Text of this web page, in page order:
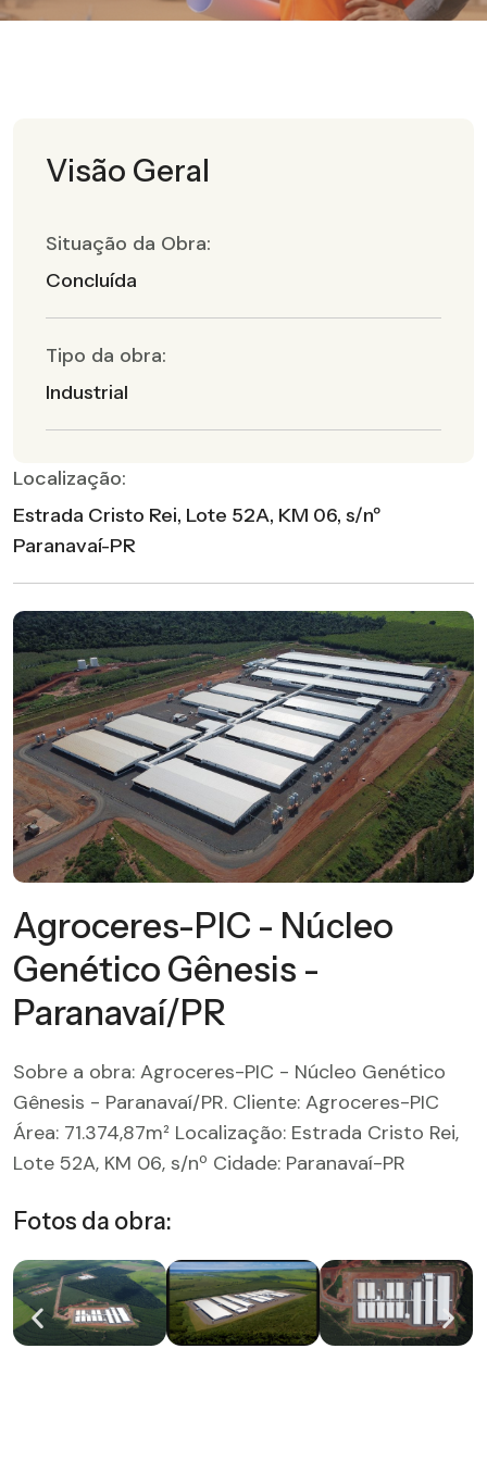
Visão Geral
Situação da Obra:
Concluída
Tipo da obra:
Industrial
Localização:
Estrada Cristo Rei, Lote 52A, KM 06, s/nº
Paranavaí-PR
Agroceres-PIC - Núcleo
Genético Gênesis -
Paranavaí/PR
Sobre a obra: Agroceres-PIC - Núcleo Genético
Gênesis - Paranavaí/PR. Cliente: Agroceres-PIC
Área: 71.374,87m² Localização: Estrada Cristo Rei,
Lote 52A, KM 06, s/nº Cidade: Paranavaí-PR
Fotos da obra: